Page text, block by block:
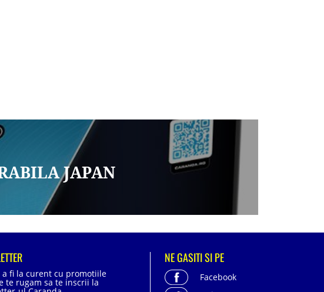
JAPAN
a fi la curent cu promotiile
te rugam sa te inscrii la
NE GASITI SI PE
Facebook